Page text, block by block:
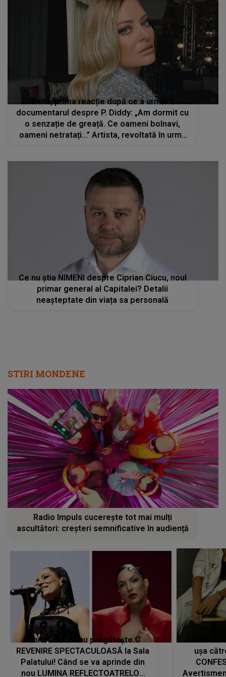
Delia, prima reacție după ce a urmărit
documentarul despre P. Diddy: „Am dormit cu
o senzație de greață. Ce oameni bolnavi,
oameni netratați...” Artista, revoltată în urma
Ce nu știa NIMENI despre Ciprian Ciucu, noul
primar general al Capitalei? Detalii
neașteptate din viața sa personală
STIRI MONDENE
Radio Impuls cucerește tot mai mulți
ascultători: creșteri semnificative în audiență
Tania Turtureanu pregătește O
REVENIRE SPECTACULOASĂ la Sala
Palatului! Când se va aprinde din
nou LUMINA REFLECTOATRELOR
ușa